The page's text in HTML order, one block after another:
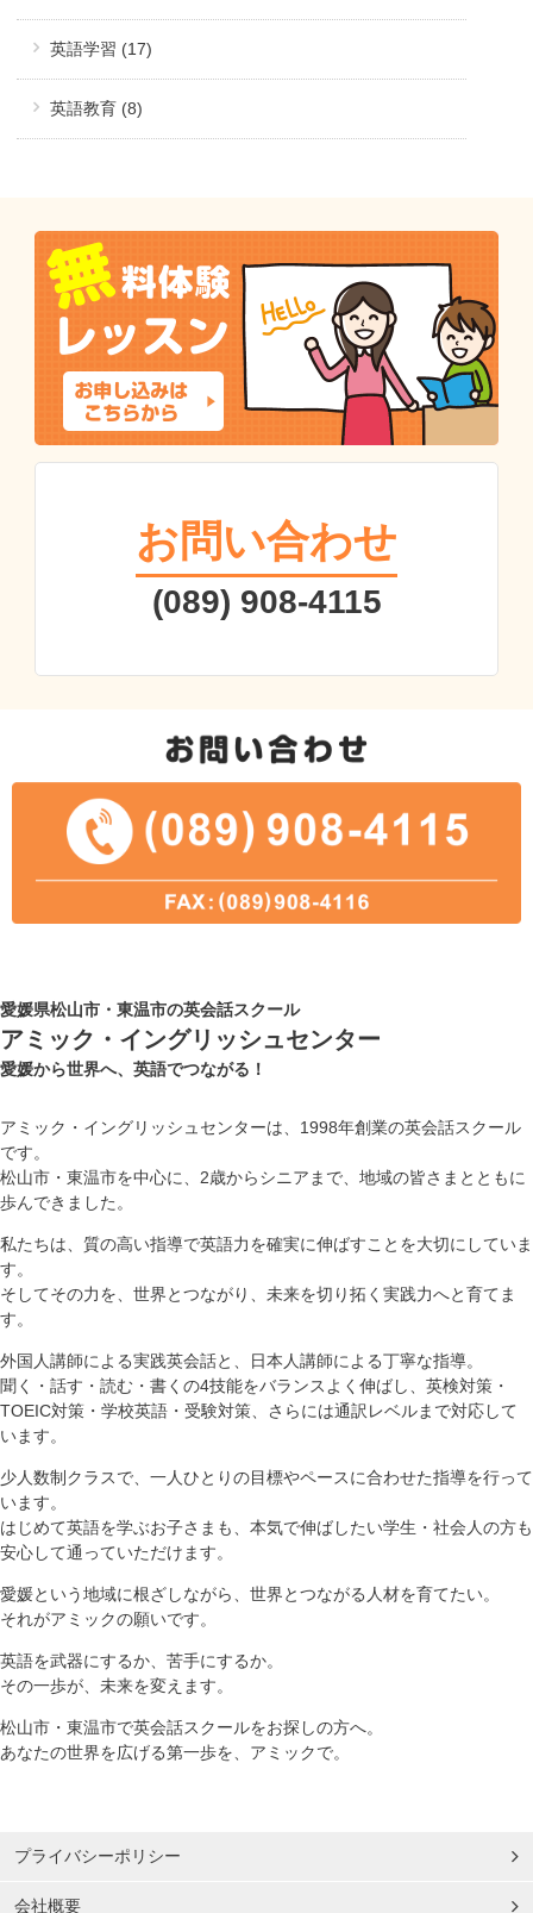
英語学習 (17)
英語教育 (8)
お問い合わせ
(089) 908-4115
愛媛県松山市・東温市の英会話スクール
アミック・イングリッシュセンター
愛媛から世界へ、英語でつながる！
アミック・イングリッシュセンターは、1998年創業の英会話スクール
です。
松山市・東温市を中心に、2歳からシニアまで、地域の皆さまとともに
歩んできました。
私たちは、質の高い指導で英語力を確実に伸ばすことを大切にしていま
す。
そしてその力を、世界とつながり、未来を切り拓く実践力へと育てま
す。
外国人講師による実践英会話と、日本人講師による丁寧な指導。
聞く・話す・読む・書くの4技能をバランスよく伸ばし、英検対策・
TOEIC対策・学校英語・受験対策、さらには通訳レベルまで対応して
います。
少人数制クラスで、一人ひとりの目標やペースに合わせた指導を行って
います。
はじめて英語を学ぶお子さまも、本気で伸ばしたい学生・社会人の方も
安心して通っていただけます。
愛媛という地域に根ざしながら、世界とつながる人材を育てたい。
それがアミックの願いです。
英語を武器にするか、苦手にするか。
その一歩が、未来を変えます。
松山市・東温市で英会話スクールをお探しの方へ。
あなたの世界を広げる第一歩を、アミックで。
プライバシーポリシー
会社概要